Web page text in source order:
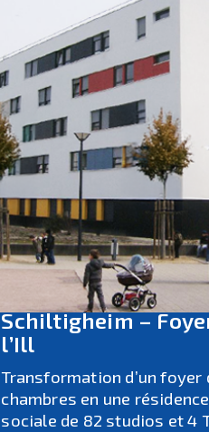
Schiltigheim –
l’Ill
Transformation d’un foyer
chambres en une résidence
sociale de 82 studios et 4